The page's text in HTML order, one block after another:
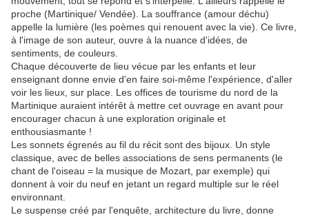
proche (Martinique/ Vendée). La souffrance (amour déchu)
appelle la lumière (les poèmes qui renouent avec la vie). Ce livre,
à l'image de son auteur, ouvre à la nuance d'idées, de
sentiments, de couleurs.
Chaque découverte de lieu vécue par les enfants et leur
enseignant donne envie d'en faire soi-même l'expérience, d'aller
voir les lieux, sur place. Les offices de tourisme du nord de la
Martinique auraient intérêt à mettre cet ouvrage en avant pour
encourager chacun à une exploration originale et
enthousiasmante !
Les sonnets égrenés au fil du récit sont des bijoux. Un style
classique, avec de belles associations de sens permanents (le
chant de l'oiseau = la musique de Mozart, par exemple) qui
donnent à voir du neuf en jetant un regard multiple sur le réel
environnant.
Le suspense créé par l'enquête, architecture du livre, donne